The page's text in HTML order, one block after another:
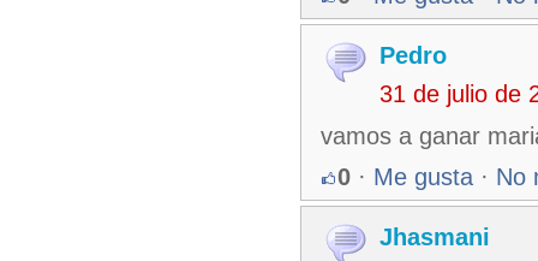
Pedro
31 de julio de
vamos a ganar
0 · Me gusta · No
Jhasmani